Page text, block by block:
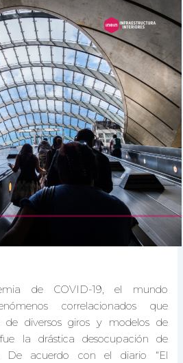
de COVID-19, el mundo
correlacionados que
de diversos giros y modelos de
la drástica desocupación de
De acuerdo con el diario “El